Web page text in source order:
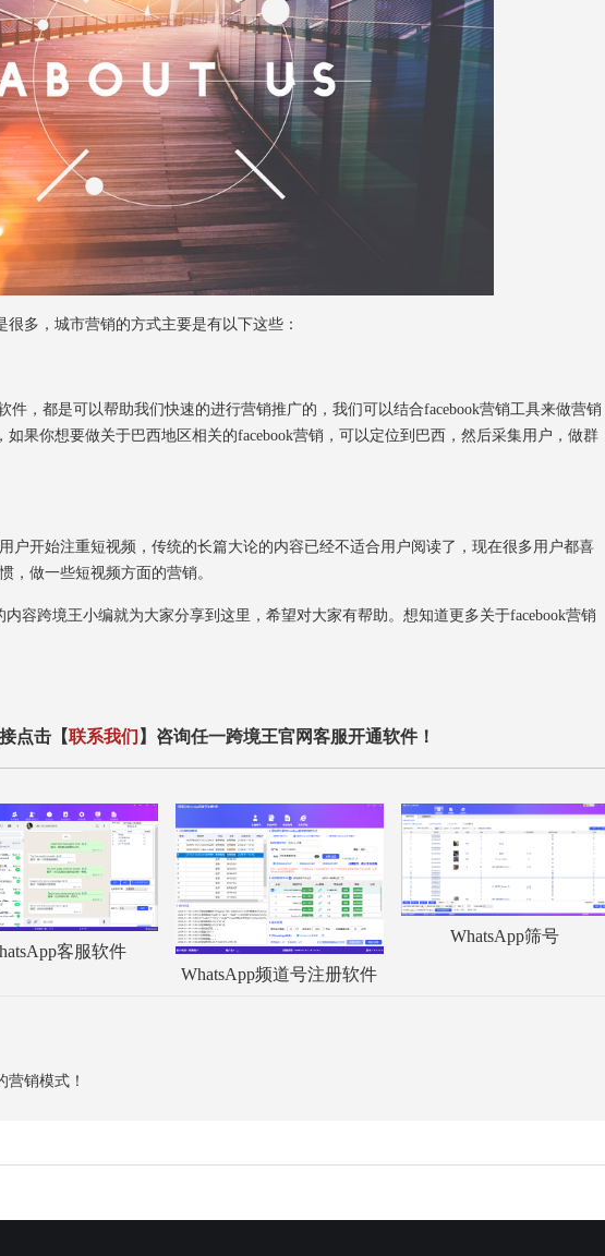
很多，城市营销的方式主要是有以下这些：
，都是可以帮助我们快速的进行营销推广的，我们可以结合facebook营销工具来做营销
如果你想要做关于巴西地区相关的facebook营销，可以定位到巴西，然后采集用户，做群
开始注重短视频，传统的长篇大论的内容已经不适合用户阅读了，现在很多用户都喜
，做一些短视频方面的营销。
容跨境王小编就为大家分享到这里，希望对大家有帮助。想知道更多关于facebook营销
点击【联系我们 】咨询任一跨境王官网客服开通软件！
客服软件
WhatsApp频道号注册软件
WhatsApp筛号
营销模式！